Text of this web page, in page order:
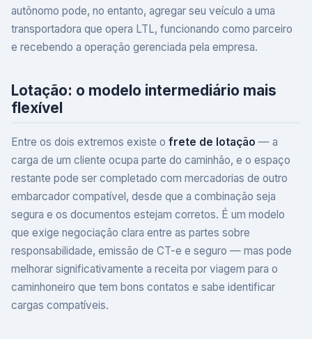
autônomo pode, no entanto, agregar seu veículo a uma
transportadora que opera LTL, funcionando como parceiro
e recebendo a operação gerenciada pela empresa.
Lotação: o modelo intermediário mais
flexível
Entre os dois extremos existe o frete de lotação — a
carga de um cliente ocupa parte do caminhão, e o espaço
restante pode ser completado com mercadorias de outro
embarcador compatível, desde que a combinação seja
segura e os documentos estejam corretos. É um modelo
que exige negociação clara entre as partes sobre
responsabilidade, emissão de CT-e e seguro — mas pode
melhorar significativamente a receita por viagem para o
caminhoneiro que tem bons contatos e sabe identificar
cargas compatíveis.